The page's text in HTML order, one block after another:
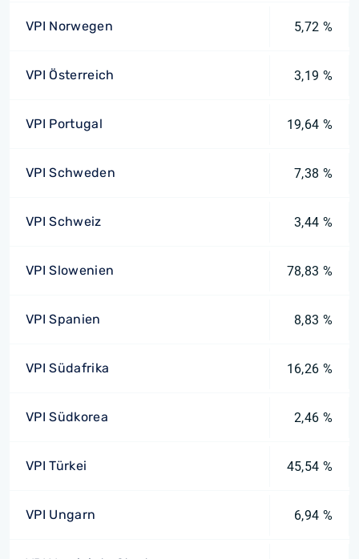
VPI Norwegen 5,72 %
VPI Österreich 3,19 %
VPI Portugal 19,64 %
VPI Schweden 7,38 %
VPI Schweiz 3,44 %
VPI Slowenien 78,83 %
VPI Spanien 8,83 %
VPI Südafrika 16,26 %
VPI Südkorea 2,46 %
VPI Türkei 45,54 %
VPI Ungarn 6,94 %